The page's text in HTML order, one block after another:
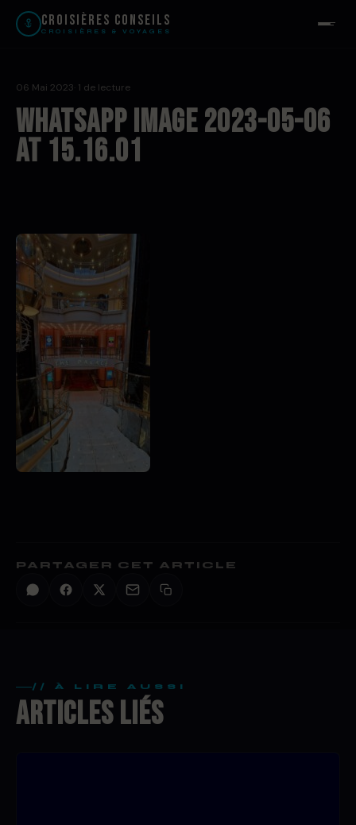
Croisières Conseils
CROISIÈRES & VOYAGES
06 Mai 2023 · 1 de lecture
WhatsApp Image 2023-05-06
at 15.16.01
PARTAGER CET ARTICLE
// À LIRE AUSSI
ARTICLES LIÉS